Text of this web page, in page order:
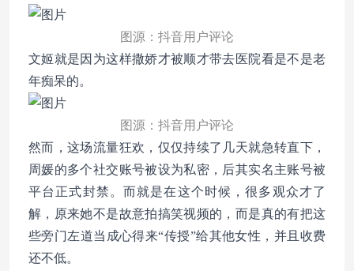
图源：抖音用户评论
文姬就是因为这样撒娇才被顺才带去医院看是不是老
年痴呆的。
图源：抖音用户评论
然而，这场流量狂欢，仅仅持续了几天就急转直下，
周媛的多个社交账号被设为私密，后其实名主账号被
平台正式封禁。而就是在这个时候，很多观众才了
解，原来她不是故意拍搞笑视频的，而是真的有把这
些旁门左道当成心得来“传授”给其他女性，并且收费
还不低。